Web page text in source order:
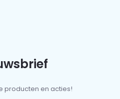
producten en acties!